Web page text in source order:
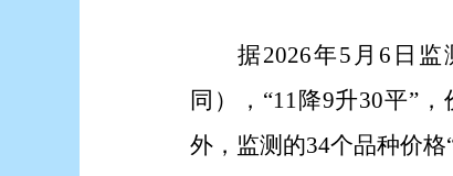
据2026年5月6日 监
同）， “11降9升30平” ，
外，监测的34个品种价格